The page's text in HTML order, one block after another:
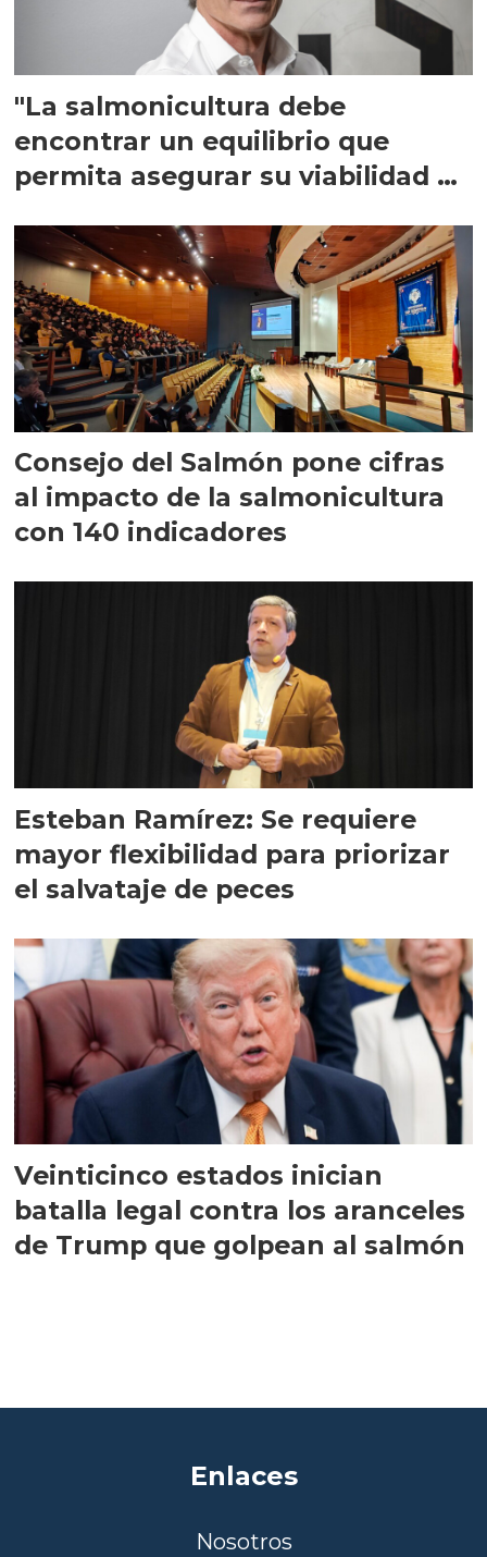
"La salmonicultura debe
encontrar un equilibrio que
permita asegurar su viabilidad de
Consejo del Salmón pone cifras
al impacto de la salmonicultura
con 140 indicadores
Esteban Ramírez: Se requiere
mayor flexibilidad para priorizar
el salvataje de peces
Veinticinco estados inician
batalla legal contra los aranceles
de Trump que golpean al salmón
Enlaces
Nosotros